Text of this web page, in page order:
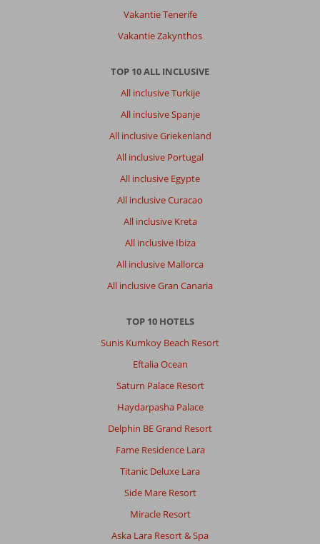
Vakantie Tenerife
Vakantie Zakynthos
TOP 10 ALL INCLUSIVE
All inclusive Turkije
All inclusive Spanje
All inclusive Griekenland
All inclusive Portugal
All inclusive Egypte
All inclusive Curacao
All inclusive Kreta
All inclusive Ibiza
All inclusive Mallorca
All inclusive Gran Canaria
TOP 10 HOTELS
Sunis Kumkoy Beach Resort
Eftalia Ocean
Saturn Palace Resort
Haydarpasha Palace
Delphin BE Grand Resort
Fame Residence Lara
Titanic Deluxe Lara
Side Mare Resort
Miracle Resort
Aska Lara Resort & Spa